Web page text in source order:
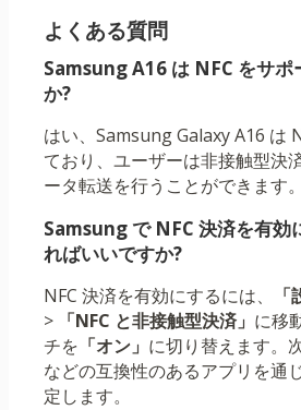
よくある質問
Samsung A16 は NFC をサポ
か?
はい、Samsung Galaxy A16 は
ており、ユーザーは非接触型決
ータ転送を行うことができます。
Samsung で NFC 決済を有効
ればいいですか?
NFC 決済を有効にするには、 「
> 「NFC と非接触型決済」 に移
チを 「オン」 に切り替えます。
などの互換性のあるアプリを通
定します。